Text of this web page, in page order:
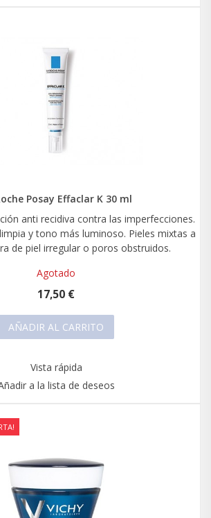
Posay Effaclar K 30 ml
anti recidiva contra las imperfecciones.
y tono más luminoso. Pieles mixtas a
de piel irregular o poros obstruidos.
Agotado
17,50 €
AÑADIR AL CARRITO
Vista rápida
a la lista de deseos